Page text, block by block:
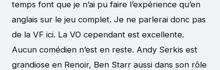
temps font que je n’ai pu faire l’expérience qu’en
anglais sur le jeu complet. Je ne parlerai donc pas
de la VF ici. La VO cependant est excellente.
Aucun comédien n’est en reste. Andy Serkis est
grandiose en Renoir, Ben Starr aussi dans son rôle